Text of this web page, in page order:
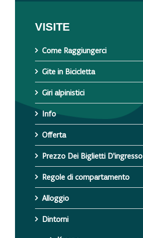
VISITE
Come Raggiungerci
Gite in Bicicletta
Giri alpinistici
Info
Offerta
Prezzo Dei Biglietti D'ingresso
Regole di compartamento
Alloggio
Dintorni